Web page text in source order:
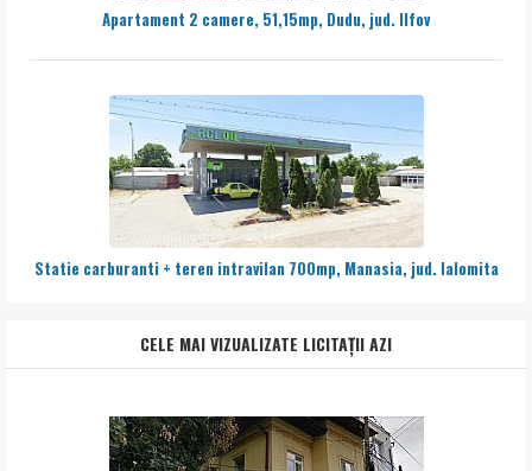
Apartament 2 camere, 51,15mp, Dudu, jud. Ilfov
Statie carburanti + teren intravilan 700mp, Manasia, jud. Ialomita
CELE MAI VIZUALIZATE LICITAȚII AZI